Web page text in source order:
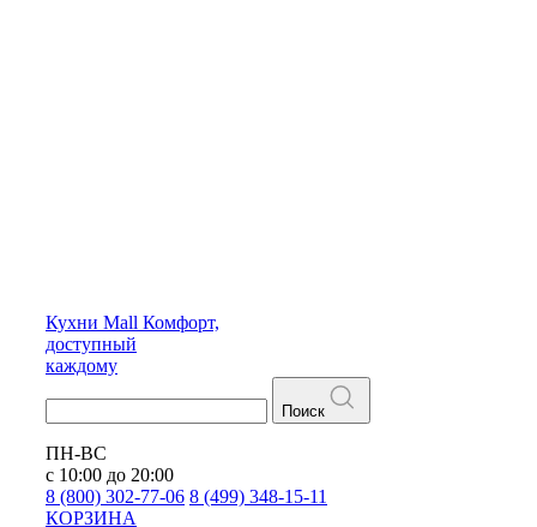
Кухни Mall Комфорт,
доступный
каждому
Поиск
ПН-ВС
с 10:00 до 20:00
8 (800) 302-77-06 8 (499) 348-15-11
КОРЗИНА